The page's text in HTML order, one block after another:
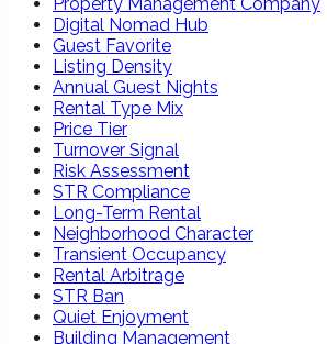
Digital Nomad Hub
Guest Favorite
Listing Density
Annual Guest Nights
Rental Type Mix
Price Tier
Turnover Signal
Risk Assessment
STR Compliance
Long-Term Rental
Neighborhood Character
Transient Occupancy
Rental Arbitrage
STR Ban
Quiet Enjoyment
Building Management